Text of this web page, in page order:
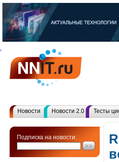
Новости Новости 2.0 Тесты
Подписка на новости: